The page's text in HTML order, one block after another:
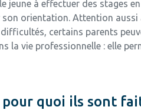
jeune à effectuer des stages
orientation. Attention
certains parents
la vie professionnelle : elle
quoi ils sont